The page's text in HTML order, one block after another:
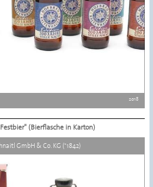
2018
(Bierflasche in Karton)
GmbH & Co. KG (*1842)